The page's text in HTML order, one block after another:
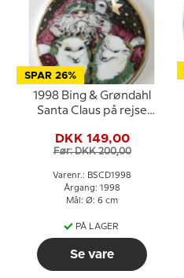
SPAR 26%
1998 Bing & Grøndahl
Santa Claus på rejse
DKK 149,00
Før: DKK 200,00
Varenr.: BSCD1998
Årgang: 1998
Mål: Ø: 6 cm
PÅ LAGER
Se vare